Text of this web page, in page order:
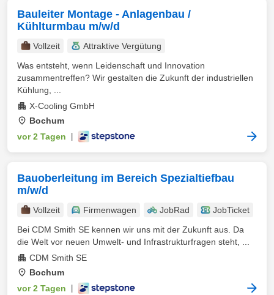
Bauleiter Montage - Anlagenbau /
Kühlturmbau m/w/d
Vollzeit
Attraktive Vergütung
Was entsteht, wenn Leidenschaft und Innovation
zusammentreffen? Wir gestalten die Zukunft der industriellen
Kühlung, ...
X-Cooling GmbH
Bochum
vor 2 Tagen
Bauoberleitung im Bereich Spezialtiefbau
m/w/d
Vollzeit Firmenwagen JobRad
JobTicket
Bei CDM Smith SE kennen wir uns mit der Zukunft aus. Da
die Welt vor neuen Umwelt- und Infrastrukturfragen steht, ...
CDM Smith SE
Bochum
vor 2 Tagen